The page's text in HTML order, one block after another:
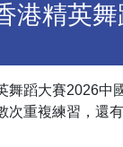
港精英
舞蹈大賽2026中
次重複練習，還